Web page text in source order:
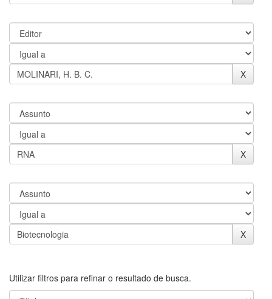
Utilizar filtros para refinar o resultado de busca.